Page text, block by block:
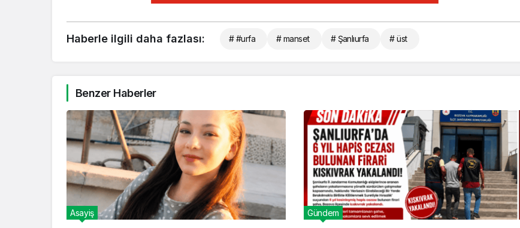
Haberle ilgili daha fazlası: # #urfa # manset # Şanlıurfa # üst
Benzer Haberler
Asayiş Gündem